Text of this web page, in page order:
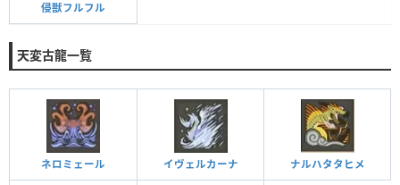
侵獣フルフル
天変古龍一覧
ネロミェール イヴェルカーナ ナルハタタヒメ